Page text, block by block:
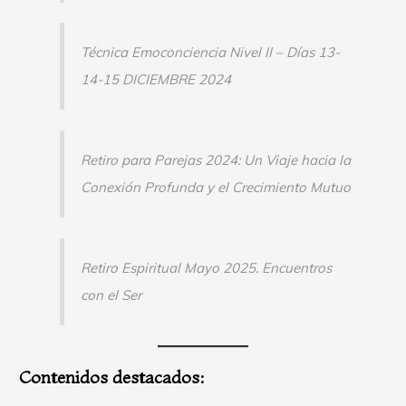
Técnica Emoconciencia Nivel II – Días 13-
14-15 DICIEMBRE 2024
Retiro para Parejas 2024: Un Viaje hacia la
Conexión Profunda y el Crecimiento Mutuo
Retiro Espiritual Mayo 2025. Encuentros
con el Ser
Contenidos destacados: